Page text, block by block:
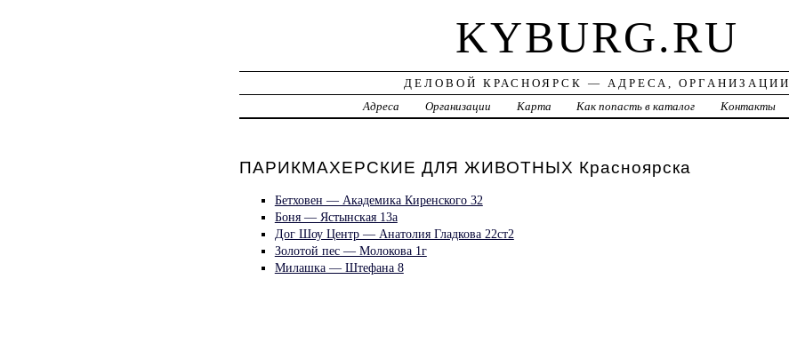
KYBURG.RU
ДЕЛОВОЙ КРАСНОЯРСК — АДРЕСА, ОРГАНИЗАЦИИ
Адреса
Организации Карта Как попасть в каталог Контакты
ПАРИКМАХЕРСКИЕ ДЛЯ ЖИВОТНЫХ Красноярска
Бетховен — Академика Киренского 32
Боня — Ястынская 13а
Дог Шоу Центр — Анатолия Гладкова 22ст2
Золотой пес — Молокова 1г
Милашка — Штефана 8